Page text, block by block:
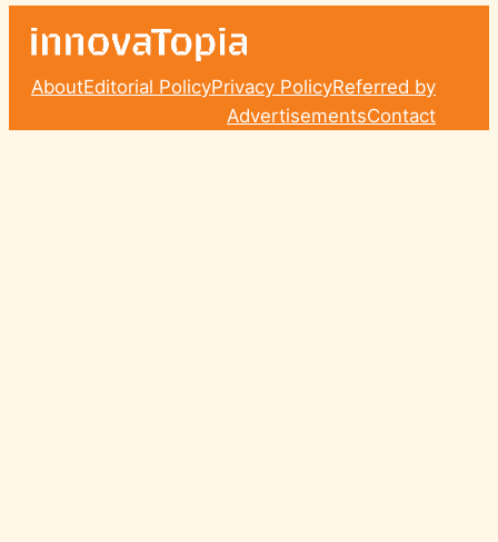
AboutEditorial PolicyPrivacy PolicyReferred by
AdvertisementsContact